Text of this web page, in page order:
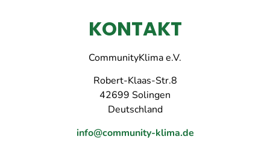
KONTAKT
CommunityKlima e.V.
Robert-Klaas-Str.8
42699 Solingen
Deutschland
info@community-klima.de